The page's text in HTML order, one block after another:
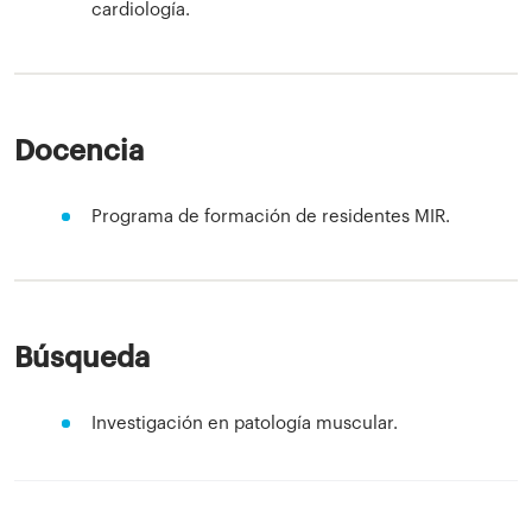
cardiología.
Docencia
Programa de formación de residentes MIR.
Búsqueda
Investigación en patología muscular.